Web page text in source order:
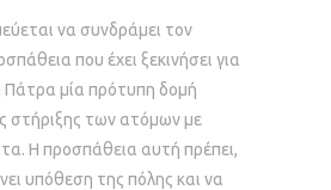
να συνδράμει τον
που έχει ξεκινήσει για
Πάτρα μία πρότυπη δομή
στήριξης των ατόμων με
Η προσπάθεια αυτή πρέπει,
υπόθεση της πόλης και να